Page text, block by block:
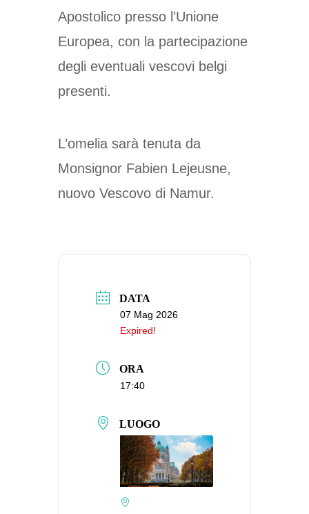
Apostolico presso l’Unione
Europea, con la partecipazione
degli eventuali vescovi belgi
presenti.
L’omelia sarà tenuta da
Monsignor Fabien Lejeusne,
nuovo Vescovo di Namur.
DATA
07 Mag 2026
Expired!
ORA
17:40
LUOGO